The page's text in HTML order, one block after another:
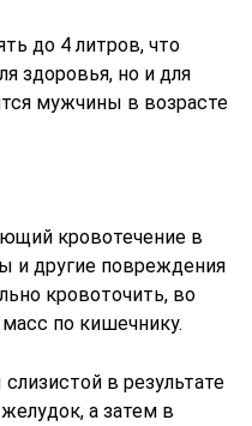
до 4 литров, что
здоровья, но и для
мужчины в возрасте
кровотечение в
и другие повреждения
кровоточить, во
по кишечнику.
в результате
а затем в